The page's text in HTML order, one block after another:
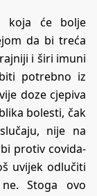
koja će bolje
da bi treća
i širi imuni
potrebno iz
doze cjepiva
bolesti, čak
nije na
protiv covida-
uvijek odlučiti
Stoga ovo